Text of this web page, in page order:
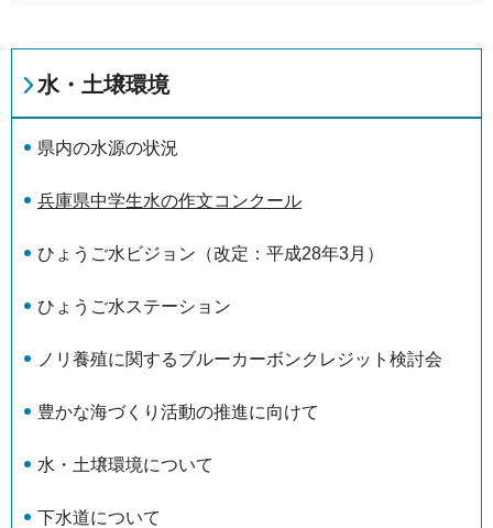
水・土壌環境
県内の水源の状況
兵庫県中学生水の作文コンクール
ひょうご水ビジョン（改定：平成28年3月）
ひょうご水ステーション
ノリ養殖に関するブルーカーボンクレジット検討会
豊かな海づくり活動の推進に向けて
水・土壌環境について
下水道について